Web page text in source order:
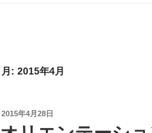
月: 2015年4月
投
2015年4月28日